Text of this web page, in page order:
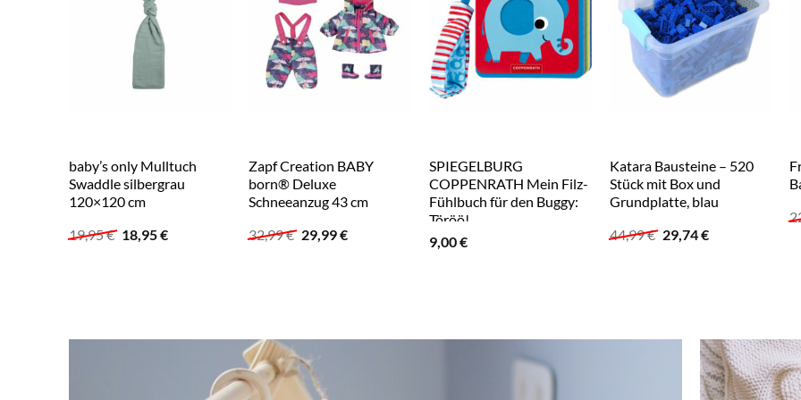
baby’s only Mulltuch
Swaddle silbergrau
120×120 cm
19,95€ Ursprünglicher
Preis
18,95€Aktueller
Zapf Creation BABY
born® Deluxe
Schneeanzug 43 cm
32,99€ Ursprünglicher
Preis
29,99€Aktueller
SPIEGELBURG
COPPENRATH Mein Filz-
Fühlbuch für den Buggy:
Töröö!
9,00€
Katara Bausteine – 520
Stück mit Box und
Grundplatte, blau
44,99€ Ursprünglicher
Preis
29,74€Aktueller